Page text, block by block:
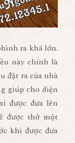
ra khá lớn.
này chính là
đặt ra của nhà
giúp cho diện
được đưa lên
được thở một
khi được đưa